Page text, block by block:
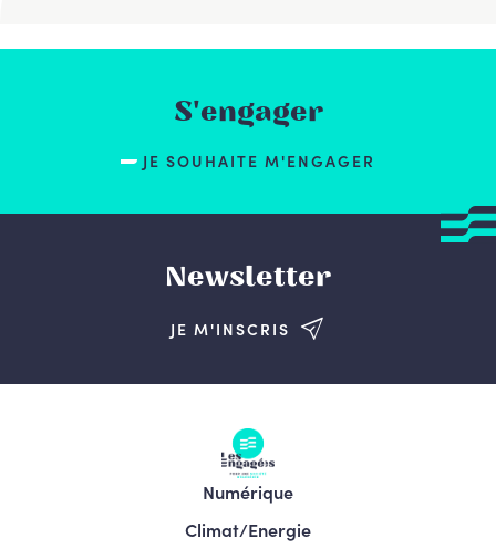
S'engager
JE SOUHAITE M'ENGAGER
Newsletter
JE M'INSCRIS
Numérique
Climat/Energie